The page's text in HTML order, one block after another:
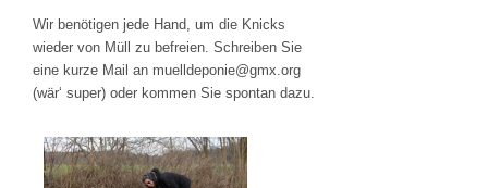
Wir benötigen jede Hand, um die Knicks
wieder von Müll zu befreien. Schreiben Sie
eine kurze Mail an muelldeponie@gmx.org
(wär‘ super) oder kommen Sie spontan dazu.